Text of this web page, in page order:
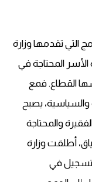
التي تقدمها وزارة
المحتاجة في
القطاع. فمع
والسياسية، يصبح
والمحتاجة
أطلقت وزارة
في